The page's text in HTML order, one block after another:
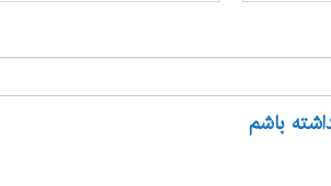
باشم